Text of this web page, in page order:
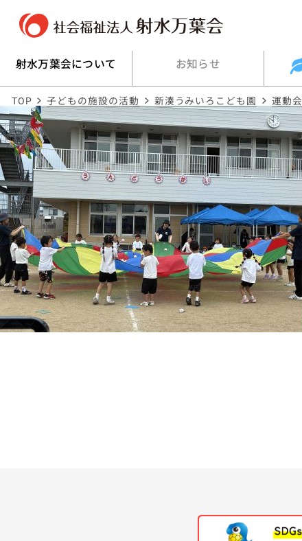
射水万葉会について お知らせ
TOP 子どもの施設の活動 新湊うみいろこども園 運動